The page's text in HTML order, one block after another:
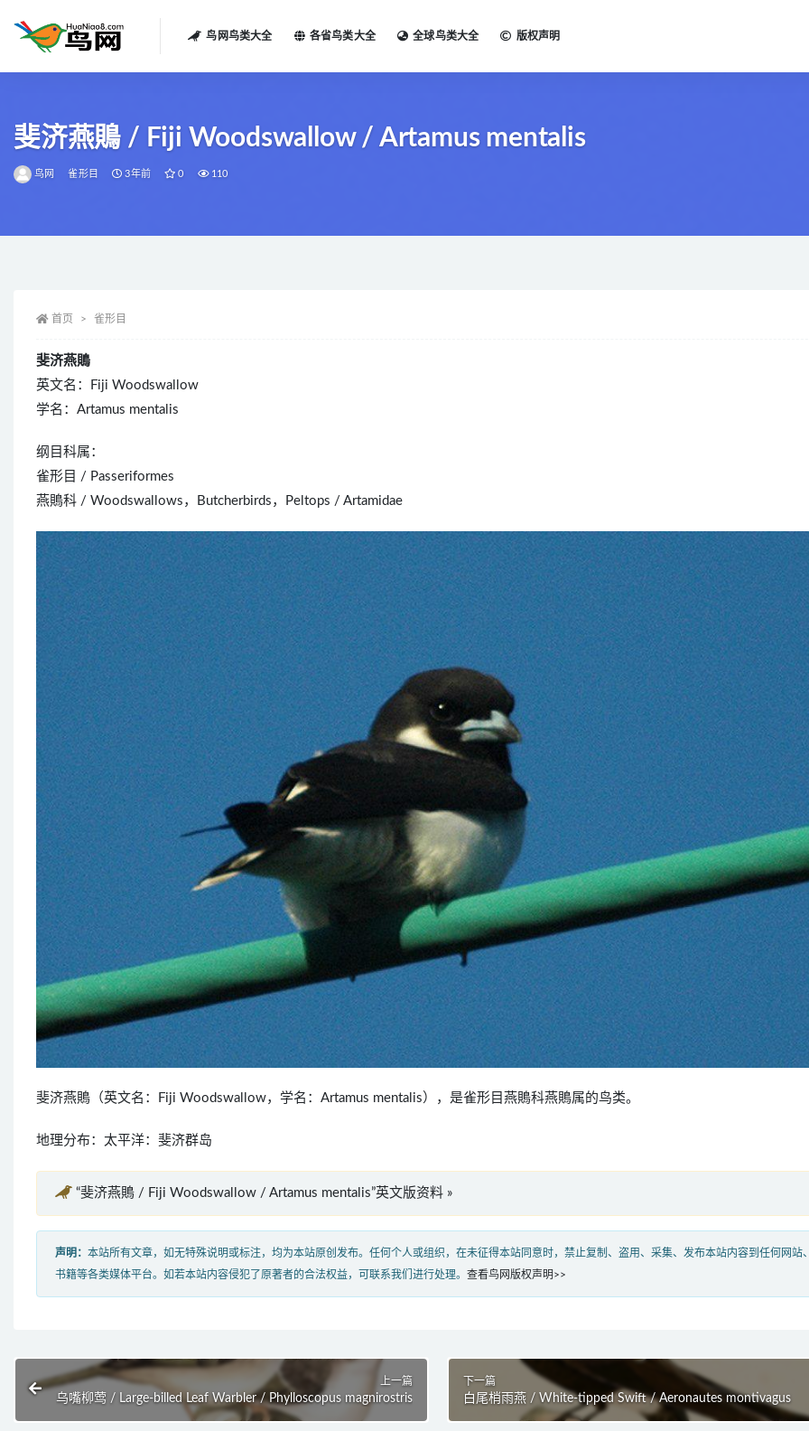
鸟网鸟类大全 各省鸟类大全 全球鸟类大全 版权声明
斐济燕鵙 / Fiji Woodswallow / Artamus mentalis
鸟网 雀形目 3年前 0 110
首页 雀形目
斐济燕鵙
英文名：Fiji Woodswallow
学名：Artamus mentalis
纲目科属：
雀形目 / Passeriformes
燕鵙科 / Woodswallows，Butcherbirds，Peltops / Artamidae
斐济燕鵙（英文名：Fiji Woodswallow，学名：Artamus mentalis），是雀形目燕鵙科燕鵙属的鸟类。
地理分布：太平洋：斐济群岛
“斐济燕鵙 / Fiji Woodswallow / Artamus mentalis”英文版资料 »
声明： 本站所有文章，如无特殊说明或标注，均为本站原创发布。任何个人或组织，在未征得本站同意时，禁止复制、盗用、采集、发布本站内容到任何网站
书籍等各类媒体平台。如若本站内容侵犯了原著者的合法权益，可联系我们进行处理。 查看鸟网版权声明>>
上一篇
乌嘴柳莺 / Large-billed Leaf Warbler / Phylloscopus magnirostris
下一篇
白尾梢雨燕 / White-tipped Swift / Aeronautes montivagus